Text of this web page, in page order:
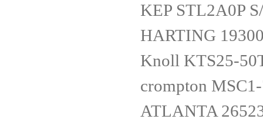
KEP STL2A0P
HARTING
Knoll KTS25-
crompton
ATLANTA